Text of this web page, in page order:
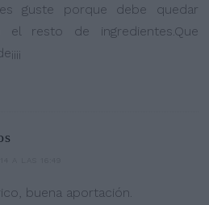
guste porque debe quedar
el resto de ingredientes.Que
buena aportación.